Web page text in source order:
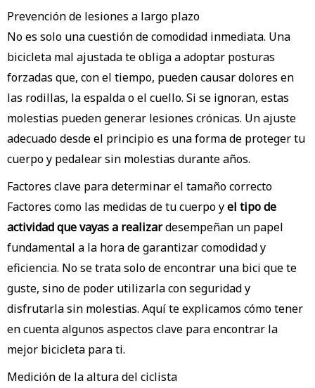
Prevención de lesiones a largo plazo
No es solo una cuestión de comodidad inmediata. Una
bicicleta mal ajustada te obliga a adoptar posturas
forzadas que, con el tiempo, pueden causar dolores en
las rodillas, la espalda o el cuello. Si se ignoran, estas
molestias pueden generar lesiones crónicas. Un ajuste
adecuado desde el principio es una forma de proteger tu
cuerpo y pedalear sin molestias durante años.
Factores clave para determinar el tamaño correcto
Factores como las medidas de tu cuerpo yel tipo de
actividad que vayas a realizardesempeñan un papel
fundamental a la hora de garantizar comodidad y
eficiencia. No se trata solo de encontrar una bici que te
guste, sino de poder utilizarla con seguridad y
disfrutarla sin molestias. Aquí te explicamos cómo tener
en cuenta algunos aspectos clave para encontrar la
mejor bicicleta para ti.
Medición de la altura del ciclista